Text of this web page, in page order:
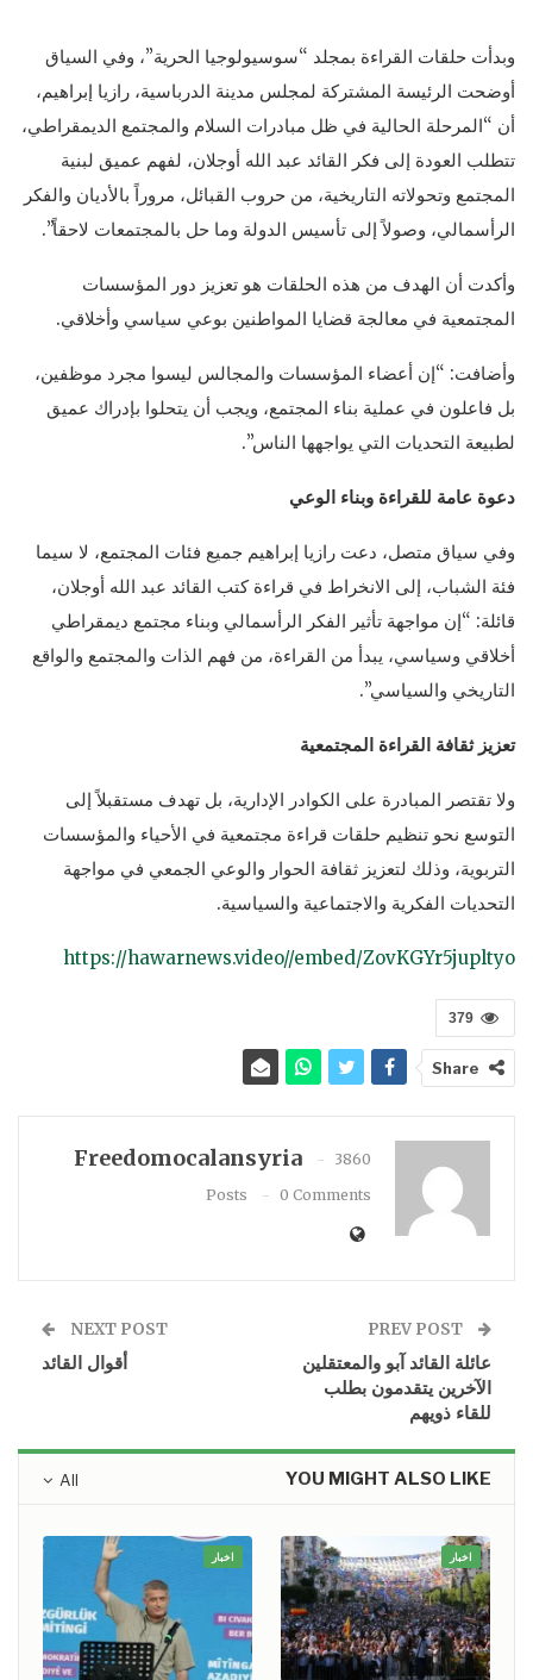
وبدأت حلقات القراءة بمجلد “سوسيولوجيا الحرية”، وفي السياق
أوضحت الرئيسة المشتركة لمجلس مدينة الدرباسية، رازيا إبراهيم،
أن “المرحلة الحالية في ظل مبادرات السلام والمجتمع الديمقراطي،
تتطلب العودة إلى فكر القائد عبد الله أوجلان، لفهم عميق لبنية
المجتمع وتحولاته التاريخية، من حروب القبائل، مروراً بالأديان والفكر
الرأسمالي، وصولاً إلى تأسيس الدولة وما حل بالمجتمعات لاحقاً”.
وأكدت أن الهدف من هذه الحلقات هو تعزيز دور المؤسسات
المجتمعية في معالجة قضايا المواطنين بوعي سياسي وأخلاقي.
وأضافت: “إن أعضاء المؤسسات والمجالس ليسوا مجرد موظفين،
بل فاعلون في عملية بناء المجتمع، ويجب أن يتحلوا بإدراك عميق
لطبيعة التحديات التي يواجهها الناس”.
دعوة عامة للقراءة وبناء الوعي
وفي سياق متصل، دعت رازيا إبراهيم جميع فئات المجتمع، لا سيما
فئة الشباب، إلى الانخراط في قراءة كتب القائد عبد الله أوجلان،
قائلة: “إن مواجهة تأثير الفكر الرأسمالي وبناء مجتمع ديمقراطي
أخلاقي وسياسي، يبدأ من القراءة، من فهم الذات والمجتمع والواقع
التاريخي والسياسي”.
تعزيز ثقافة القراءة المجتمعية
ولا تقتصر المبادرة على الكوادر الإدارية، بل تهدف مستقبلاً إلى
التوسع نحو تنظيم حلقات قراءة مجتمعية في الأحياء والمؤسسات
التربوية، وذلك لتعزيز ثقافة الحوار والوعي الجمعي في مواجهة
التحديات الفكرية والاجتماعية والسياسية.
https://hawarnews.video//embed/ZovKGYr5jupltyo
379
Share
Freedomocalansyria
3860
Posts
0 Comments
عائلة القائد آبو والمعتقلين
الآخرين يتقدمون بطلب
للقاء ذويهم
NEXT POST
أقوال القائد
All YOU MIGHT ALSO LIKE
اخبار اخبار